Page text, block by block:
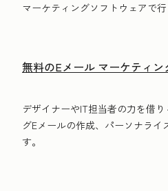
マーケティングソフトウェアで行
無料のEメール マーケティン
デザイナーやIT担当者の力を借
グEメールの作成、パーソナライ
す。